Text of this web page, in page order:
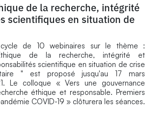
de la recherche, intégrité
scientifiques en situation de
de 10 webinaires sur le thème :
de la recherche, intégrité et
scientifique en situation de crise
" est proposé jusqu'au 17 mars
Le colloque « Vers une gouvernance
éthique et responsable. Premiers
COVID-19 » clôturera les séances.